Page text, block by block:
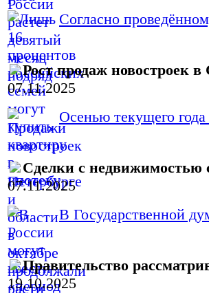
Согласно
Рост продаж новостроек
07.11.2025
Осенью текущего
Сделки с недвижимостью
07.11.2025
В Государственной
Правительство
19.10.2025